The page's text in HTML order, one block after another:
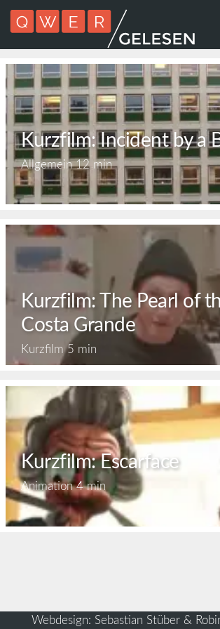
Kurzfilm: Incident by a
Allgemein12 min
Kurzfilm: The Pearl of
Costa Grande
Kurzfilm5 min
Kurzfilm: Escarface
Animation4 min
Webdesign: Sebastian Stüber &